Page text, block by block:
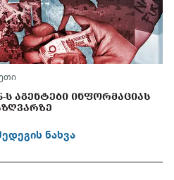
ᲐᲒᲔᲜᲢᲔᲑᲘ ᲘᲜᲤᲝᲠᲛᲐᲪᲘᲐᲡ
ნახვა